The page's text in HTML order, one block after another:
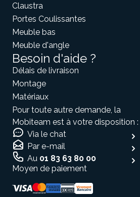
Claustra
Portes Coulissantes
Meuble bas
Meuble d'angle
Besoin d'aide ?
Délais de livraison
Montage
Matériaux
Pour toute autre demande, la
Mobiteam est à votre disposition :
Via le chat
Par e-mail
Au 01 83 63 80 00
Moyen de paiement